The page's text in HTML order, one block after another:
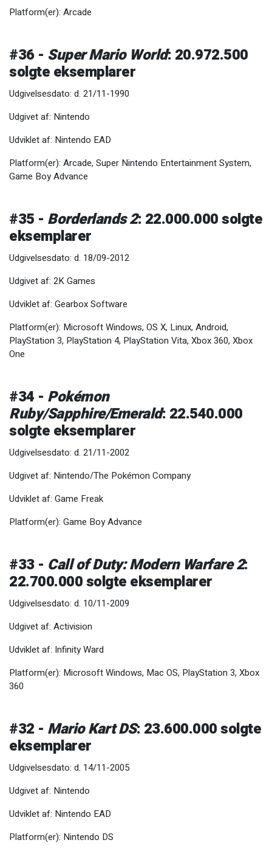
Platform(er): Arcade
#36 - Super Mario World: 20.972.500
solgte eksemplarer
Udgivelsesdato: d. 21/11-1990
Udgivet af: Nintendo
Udviklet af: Nintendo EAD
Platform(er): Arcade, Super Nintendo Entertainment System,
Game Boy Advance
#35 - Borderlands 2: 22.000.000 solgte
eksemplarer
Udgivelsesdato: d. 18/09-2012
Udgivet af: 2K Games
Udviklet af: Gearbox Software
Platform(er): Microsoft Windows, OS X, Linux, Android,
PlayStation 3, PlayStation 4, PlayStation Vita, Xbox 360, Xbox
One
#34 - Pokémon
Ruby/Sapphire/Emerald: 22.540.000
solgte eksemplarer
Udgivelsesdato: d. 21/11-2002
Udgivet af: Nintendo/The Pokémon Company
Udviklet af: Game Freak
Platform(er): Game Boy Advance
#33 - Call of Duty: Modern Warfare 2:
22.700.000 solgte eksemplarer
Udgivelsesdato: d. 10/11-2009
Udgivet af: Activision
Udviklet af: Infinity Ward
Platform(er): Microsoft Windows, Mac OS, PlayStation 3, Xbox
360
#32 - Mario Kart DS: 23.600.000 solgte
eksemplarer
Udgivelsesdato: d. 14/11-2005
Udgivet af: Nintendo
Udviklet af: Nintendo EAD
Platform(er): Nintendo DS